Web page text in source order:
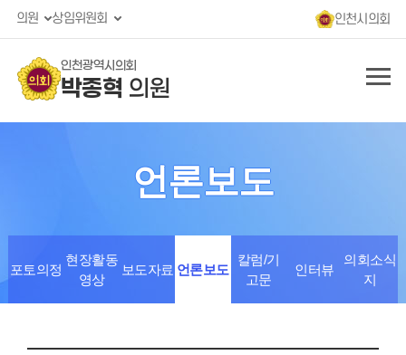
의원 상임위원회 인천시의회
인천광역시의회
박종혁 의원
언론보도
포토의정
현장활동
영상
보도자료 언론보도
칼럼/기
고문
인터뷰
의회소식
지